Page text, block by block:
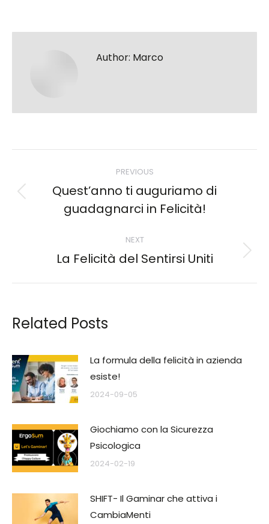
Author: Marco
navigation
PREVIOUS
Previous
post:
Quest’anno ti auguriamo di
guadagnarci in Felicità!
NEXT
Next
La Felicità del Sentirsi Uniti
Related Posts
La formula della felicità in azienda
esiste!
2024-09-05
Giochiamo con la Sicurezza
Psicologica
2024-02-19
SHIFT- Il Gaminar che attiva i
CambiaMenti